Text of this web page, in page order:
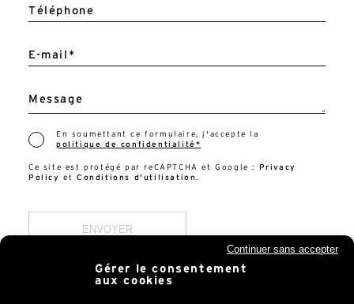
Gérer le consentement
aux cookies
Continuer sans accepter
Téléphone
E-mail*
Message
En soumettant ce formulaire, j'accepte la
politique de confidentialité*
Ce site est protégé par reCAPTCHA et Google :
Privacy
Policy
et Conditions d'utilisation.